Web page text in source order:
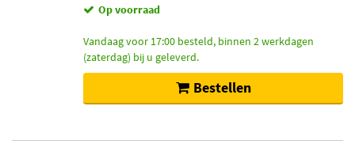
Op voorraad
Vandaag voor 17:00 besteld, binnen 2 werkdagen
(zaterdag) bij u geleverd.
Bestellen